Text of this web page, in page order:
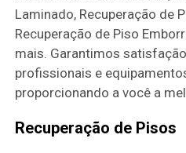
Laminado, Recuperação de
Recuperação de Piso
mais. Garantimos
profissionais e
proporcionando a você a
Recuperação de Pisos